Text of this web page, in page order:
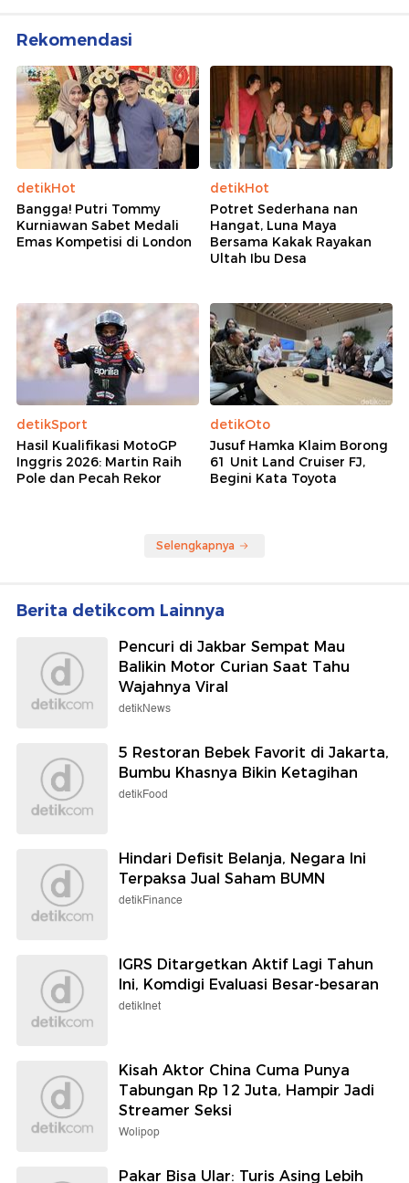
Rekomendasi
detikHot
Bangga! Putri Tommy
Kurniawan Sabet Medali
Emas Kompetisi di London
detikHot
Potret Sederhana nan
Hangat, Luna Maya
Bersama Kakak Rayakan
Ultah Ibu Desa
detikSport
Hasil Kualifikasi MotoGP
Inggris 2026: Martin Raih
Pole dan Pecah Rekor
detikOto
Jusuf Hamka Klaim Borong
61 Unit Land Cruiser FJ,
Begini Kata Toyota
Selengkapnya
Berita detikcom Lainnya
Pencuri di Jakbar Sempat Mau
Balikin Motor Curian Saat Tahu
Wajahnya Viral
detikNews
5 Restoran Bebek Favorit di Jakarta,
Bumbu Khasnya Bikin Ketagihan
detikFood
Hindari Defisit Belanja, Negara Ini
Terpaksa Jual Saham BUMN
detikFinance
IGRS Ditargetkan Aktif Lagi Tahun
Ini, Komdigi Evaluasi Besar-besaran
detikInet
Kisah Aktor China Cuma Punya
Tabungan Rp 12 Juta, Hampir Jadi
Streamer Seksi
Wolipop
Pakar Bisa Ular: Turis Asing Lebih